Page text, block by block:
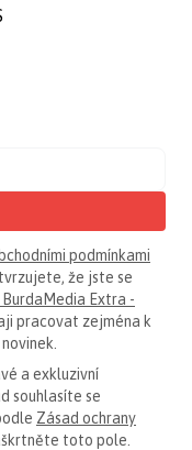
podmínkami
že jste se
Extra -
pracovat zejména k
a exkluzivní
souhlasíte se
Zásad ochrany
toto pole.